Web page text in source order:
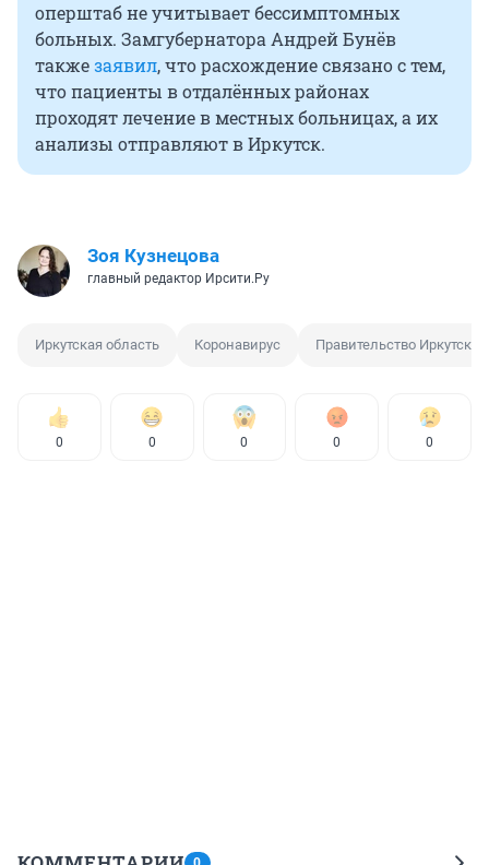
оперштаб не учитывает бессимптомных
больных. Замгубернатора Андрей Бунёв
такжезаявил, что расхождение связано с тем,
что пациенты в отдалённых районах
проходят лечение в местных больницах, а их
анализы отправляют в Иркутск.
Зоя Кузнецова
главный редактор Ирсити.Ру
Иркутская область Коронавирус Правительство
0 0 0 0 0